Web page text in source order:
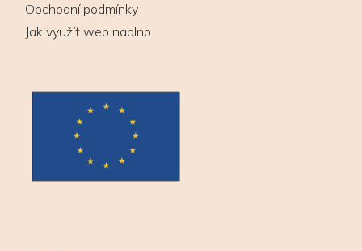
Obchodní podmínky
Jak využít web naplno